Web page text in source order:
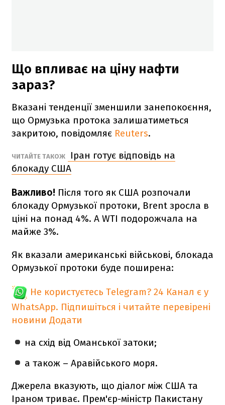
Що впливає на ціну нафти
зараз?
Вказані тенденції зменшили занепокоєння,
що Ормузька протока залишатиметься
закритою, повідомляє Reuters.
ЧИТАЙТЕ ТАКОЖ
Іран готує відповідь на
блокаду США
Важливо! Після того як США розпочали
блокаду Ормузької протоки, Brent зросла в
ціні на понад 4%. А WTI подорожчала на
майже 3%.
Як вказали американські військові, блокада
Ормузької протоки буде поширена:
Не користуєтесь Telegram? 24 Канал є у
WhatsApp. Підпишіться і читайте перевірені
новини Додати
на схід від Оманської затоки;
а також – Аравійського моря.
Джерела вказують, що діалог між США та
Іраном триває. Прем'єр-міністр Пакистану